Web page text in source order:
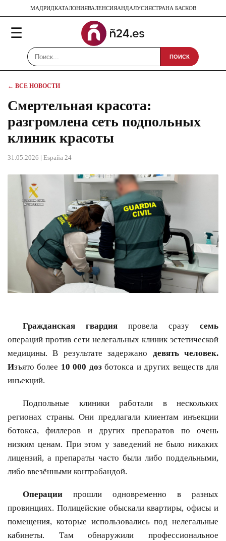
МАДРИДКАТАЛОНИЯВАЛЕНСИЯАНДАЛУСИЯСТРАНА БАСКОВ
☰
ПОИСК
← ВСЕ НОВОСТИ
Смертельная красота:
разгромлена сеть подпольных
клиник красоты
31.05.2026 | España 24
Гражданская гвардия провела сразу семь
операций против сети нелегальных клиник эстетической
медицины. В результате задержано девять человек.
Изъято более 10 000 дозботокса и других веществ для
инъекций.
Подпольные клиники работали в нескольких
регионах страны. Они предлагали клиентам инъекции
ботокса, филлеров и других препаратов по очень
низким ценам. При этом у заведений не было никаких
лицензий, а препараты часто были либо поддельными,
либо ввезёнными контрабандой.
Операции прошли одновременно в разных
провинциях. Полицейские обыскали квартиры, офисы и
помещения, которые использовались под нелегальные
кабинеты. Там обнаружили профессиональное